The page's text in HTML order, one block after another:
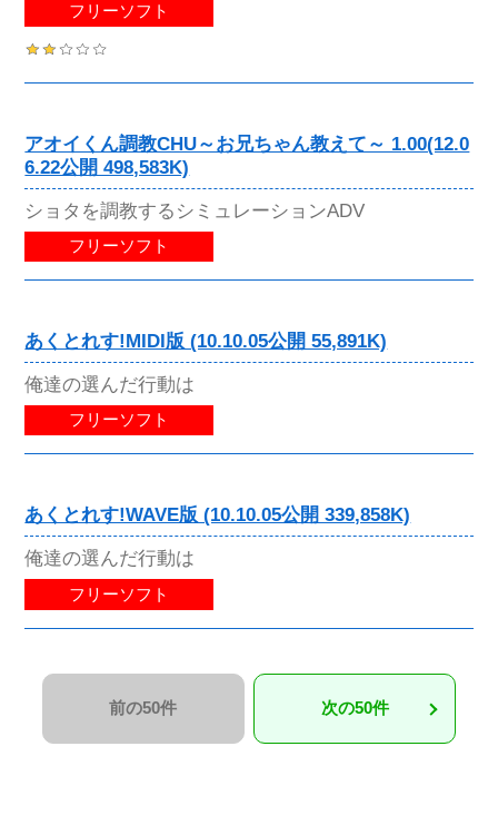
フリーソフト
アオイくん調教CHU～お兄ちゃん教えて～ 1.00(12.0
6.22公開 498,583K)
ショタを調教するシミュレーションADV
フリーソフト
あくとれす!MIDI版 (10.10.05公開 55,891K)
俺達の選んだ行動は
フリーソフト
あくとれす!WAVE版 (10.10.05公開 339,858K)
俺達の選んだ行動は
フリーソフト
前の50件 次の50件